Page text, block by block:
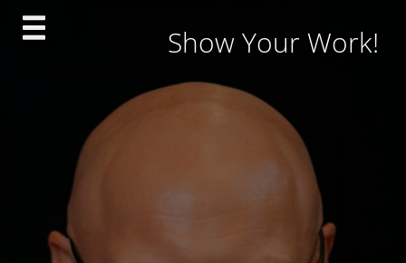
Skip
Show Your Work!